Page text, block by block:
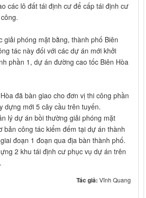
các lô đất tái định cư để cấp tái định cư
phóng mặt bằng, thành phố Biên
tác này đối với các dự án mới khởi
phần 1, dự án đường cao tốc Biên Hòa
đã bàn giao cho đơn vị thi công phần
dựng mới 5 cây cầu trên tuyến.
lý dự án bồi thường giải phóng mặt
công tác kiểm đếm tại dự án thành
đoạn 1 đoạn qua địa bàn thành phố.
2 khu tái định cư phục vụ dự án trên
Tác giả: Vĩnh Quang